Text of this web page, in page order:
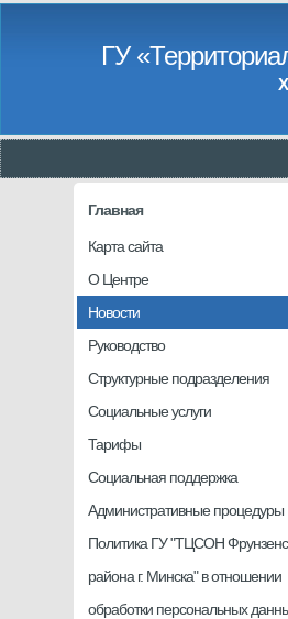
ГУ
Главная
Карта сайта
О Центре
Новости
Руководство
Структурные подразделения
Социальные услуги
Тарифы
Социальная поддержка
Административные процедуры
Политика ГУ "ТЦСОН
района г. Минска" в отношении
обработки персональных